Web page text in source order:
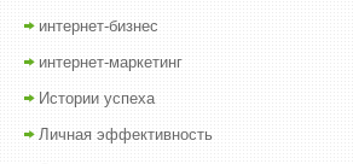
интернет-бизнес
интернет-маркетинг
Истории успеха
Личная эффективность